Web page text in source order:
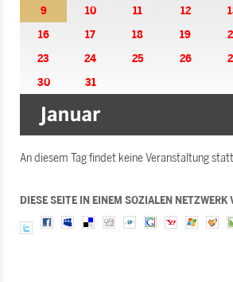
9
10 11 12
16
17 18 19
23
24 25 26
30
31
An diesem Tag findet keine Veranstaltung
DIESE SEITE IN EINEM SOZIALEN NETZWERK